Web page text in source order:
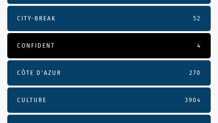
CITY-BREAK 52
CONFIDENT 4
CÔTE D’AZUR 270
CULTURE 3904